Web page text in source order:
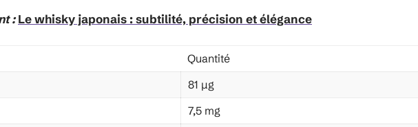
: Le whisky japonais : subtilité, précision et élégance
Quantité
81 µg
7,5 mg